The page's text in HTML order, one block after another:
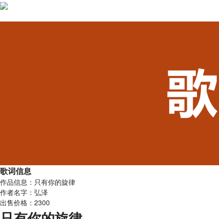
歌词信息
作品信息：只有你的旋律
作者名字：弘泽
出售价格：2300